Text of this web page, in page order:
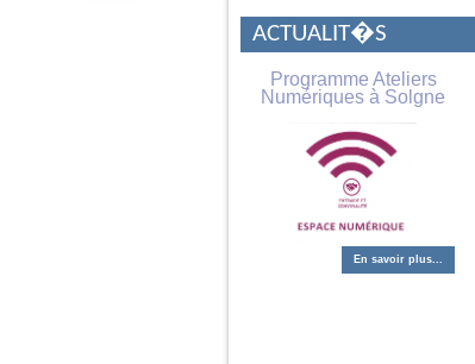
ACTUALIT�S
Programme Ateliers
Numériques à Solgne
En savoir plus...